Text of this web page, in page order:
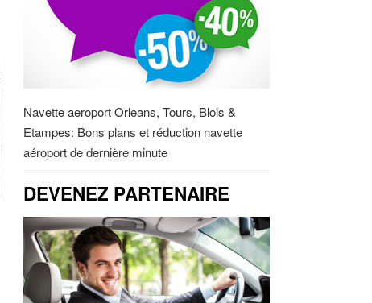
Navette aeroport Orleans, Tours, Blois &
Etampes: Bons plans et réduction navette
aéroport de dernière minute
DEVENEZ PARTENAIRE